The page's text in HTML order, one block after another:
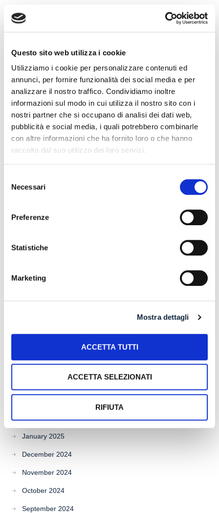
Questo sito web utilizza i cookie
Utilizziamo i cookie per personalizzare contenuti ed
annunci, per fornire funzionalità dei social media e per
analizzare il nostro traffico. Condividiamo inoltre
informazioni sul modo in cui utilizza il nostro sito con i
nostri partner che si occupano di analisi dei dati web,
pubblicità e social media, i quali potrebbero combinarle
con altre informazioni che ha fornito loro o che hanno
raccolto dal suo utilizzo dei loro servizi.
delNecessari
Preferenze
Statistiche
Marketing
Mostra dettagli
ACCETTA TUTTI
ACCETTA SELEZIONATI
RIFIUTA
Archives
July 2026
June 2026
April 2026
February 2026
May 2025
February 2025
January 2025
December 2024
November 2024
October 2024
September 2024